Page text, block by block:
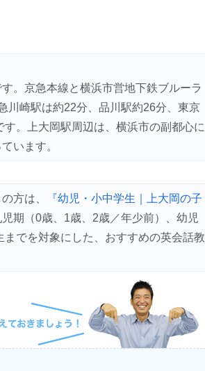
。京急本線と横浜市営地下鉄ブルーラ
川崎駅は約22分、品川駅約26分、東京
。上大岡駅周辺は、横浜市の副都心に
います。
方は、
『幼児・小中学生｜上大岡の子
期（0歳、1歳、2歳／年少前）、幼児
までを対象にした、おすすめの英会話教